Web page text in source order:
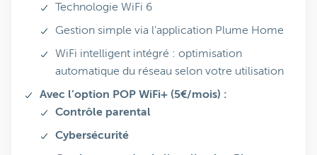
Technologie WiFi 6
Gestion simple via l'application Plume Home
WiFi intelligent intégré : optimisation
automatique du réseau selon votre utilisation
Avec l’option POP WiFi+ (5€/mois) :
Contrôle parental
Cybersécurité